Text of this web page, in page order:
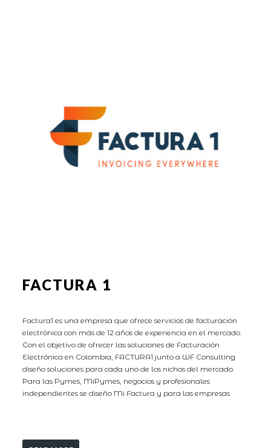
FACTURA 1
Factura1 es una empresa que ofrece servicios de facturación
electrónica con más de 12 años de experiencia en el mercado.
Con el objetivo de ofrecer las soluciones de Facturación
Electrónica en Colombia, FACTURA1 junto a WF Consulting
diseño soluciones para cada uno de los nichos del mercado.
Para las Pymes, MiPymes, negocios y profesionales
independientes se diseño Mi Factura y para las empresas